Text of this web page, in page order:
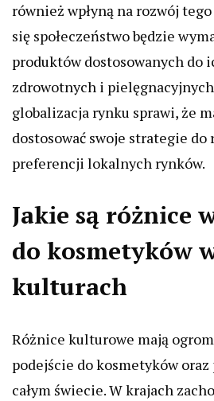
również wpłyną na rozwój
się społeczeństwo będzie
produktów dostosowanych do
zdrowotnych i
globalizacja rynku sprawi, że
dostosować swoje strategie
preferencji lokalnych rynków.
Jakie są różnice
do kosmetyków
kulturach
Różnice kulturowe mają
podejście do kosmetyków
całym świecie. W krajach